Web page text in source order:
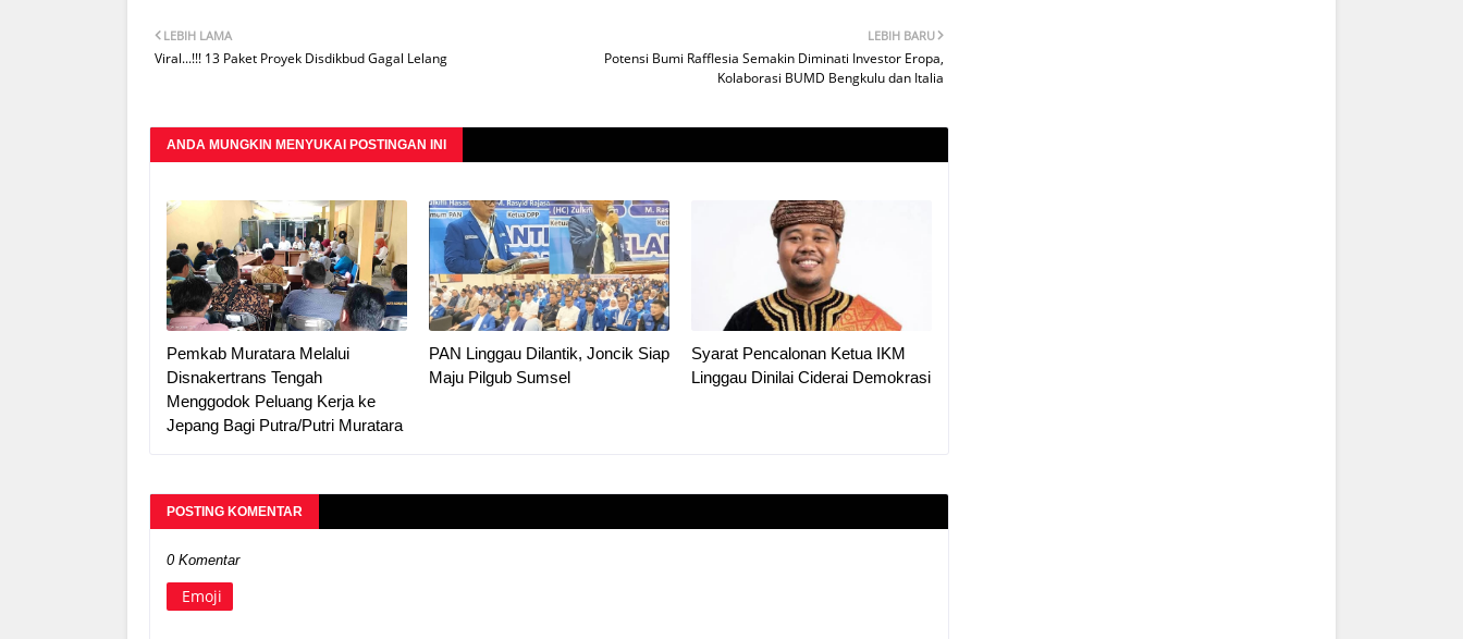
LEBIH BARU
Potensi Bumi Rafflesia Semakin Diminati Investor Eropa,
Kolaborasi BUMD Bengkulu dan Italia
LEBIH LAMA
Viral...!!! 13 Paket Proyek Disdikbud Gagal Lelang
ANDA MUNGKIN MENYUKAI POSTINGAN INI
Pemkab Muratara Melalui
Disnakertrans Tengah
Menggodok Peluang Kerja ke
Jepang Bagi Putra/Putri Muratara
PAN Linggau Dilantik, Joncik Siap
Maju Pilgub Sumsel
Syarat Pencalonan Ketua IKM
Linggau Dinilai Ciderai Demokrasi
POSTING KOMENTAR
0 Komentar
Emoji